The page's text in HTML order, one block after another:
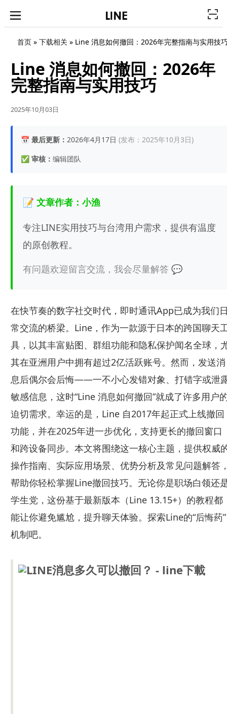
首页» 下载相关» Line 消息如何撤回：2026年完整指南与实用技
Line 消息如何撤回：2026年
完整指南与实用技巧
2025年10月03日
📅 最后更新： 2026年4月17日 (发布：2025年10月3日)
✅ 审核： 编辑团队
📝 文章作者：小渔
专注LINE实用技巧与台湾用户需求，提供有温度
的原创教程。
有问题欢迎留言交流，我会尽量解答 💬
在快节奏的数字社交时代，即时通讯App已成为我们
常交流的桥梁。Line，作为一款源于日本的跨国聊天
具，以其丰富贴图、群组功能和隐私保护闻名全球，
其在亚洲用户中拥有超过2亿活跃账号。然而，发送消
息后偶尔会后悔——一不小心发错对象、打错字或泄
敏感信息，这时“Line 消息如何撤回”就成了许多用户
迫切需求。幸运的是，Line 自2017年起正式上线撤回
功能，并在2025年进一步优化，支持更长的撤回窗口
和跨设备同步。本文将围绕这一核心主题，提供权威
操作指南、实际应用场景、优势分析及常见问题解答
帮助你轻松掌握Line撤回技巧。无论你是职场白领还
学生党，这份基于最新版本（Line 13.15+）的教程都
能让你避免尴尬，提升聊天体验。探索Line的“后悔药”
机制吧。